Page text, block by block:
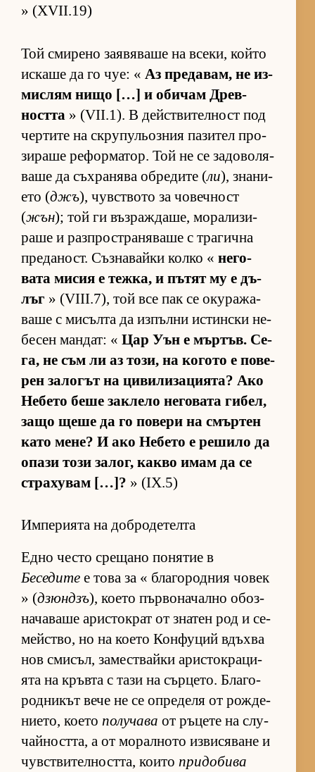
» (XVII.19)
Той сми­рено за­я­вя­ваше на все­ки, който
ис­каше да го чуе: « Аз пре­да­вам, не из­
мис­лям нищо […] и оби­чам Древ­
ността » (VII.1). В дейс­т­ви­тел­ност под
чер­тите на скру­пу­льоз­ния па­зи­тел про­
зи­раше ре­фор­ма­тор. Той не се за­до­во­ля­
ваше да съх­ра­нява об­ре­дите (ли), зна­ни­
ето (джъ), чув­с­т­вото за чо­веч­ност
(жън); той ги въз­раж­да­ше, мо­ра­ли­зи­
раше и раз­п­рос­т­ра­ня­ваше с тра­гична
пре­да­ност. Съз­на­вайки колко « не­го­
вата ми­сия е теж­ка, и пъ­тят му е дъ­
лъг » (VIII.7), той все пак се оку­ра­жа­
ваше с ми­сълта да из­пълни ис­тин­ски не­
бе­сен ман­дат: « Цар Уън е мър­тъв. Се­
га, не съм ли аз то­зи, на ко­гото е по­ве­
рен за­ло­гът на ци­ви­ли­за­ци­я­та? Ако
Не­бето беше зак­лело не­го­вата ги­бел,
защо щеше да го по­вери на смър­тен
като ме­не? И ако Не­бето е ре­шило да
опази този за­лог, какво имам да се
стра­ху­вам […]? » (IX.5)
Империята на добродетелта
Едно често сре­щано по­ня­тие в
Беседите е това за « бла­го­род­ния чо­век
» (дзюндзъ), ко­ето пър­во­на­чално обоз­
на­ча­ваше арис­ток­рат от зна­тен род и се­
мейс­т­во, но на ко­ето Кон­фу­ций вдъхва
нов сми­съл, за­мес­т­вайки арис­ток­ра­ци­
ята на кръвта с тази на сър­це­то. Бла­го­
род­ни­кът вече не се оп­ре­деля от рож­де­
ни­е­то, ко­ето получава от ръ­цете на слу­
чай­ност­та, а от мо­рал­ното из­ви­ся­ване и
чув­с­т­ви­тел­ност­та, ко­ито придобива